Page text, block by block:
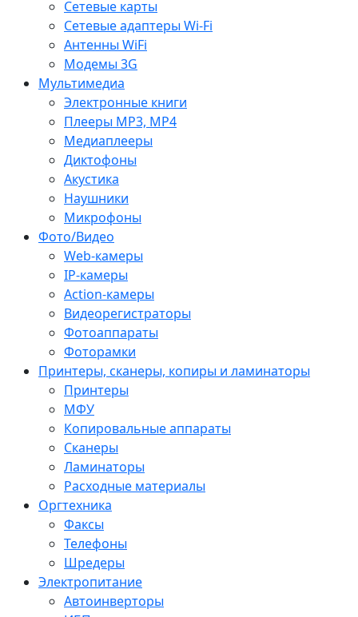
Сетевые карты
Сетевые адаптеры Wi-Fi
Антенны WiFi
Модемы 3G
Мультимедиа
Электронные книги
Плееры MP3, MP4
Медиаплееры
Диктофоны
Акустика
Наушники
Микрофоны
Фото/Видео
Web-камеры
IP-камеры
Action-камеры
Видеорегистраторы
Фотоаппараты
Фоторамки
Принтеры, сканеры, копиры и ламинаторы
Принтеры
МФУ
Копировальные аппараты
Сканеры
Ламинаторы
Расходные материалы
Оргтехника
Факсы
Телефоны
Шредеры
Электропитание
Автоинверторы